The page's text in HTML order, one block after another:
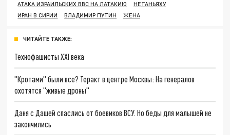
АТАКА ИЗРАИЛЬСКИХ ВВС НА ЛАТАКИЮ
НЕТАНЬЯХУ
ИРАН В СИРИИ
ВЛАДИМИР ПУТИН ЖЕНА
ЧИТАЙТЕ ТАКЖЕ:
Технофашисты XXI века
"Кротами" были все? Теракт в центре Москвы: На генералов
охотятся "живые дроны"
Даня с Дашей спаслись от боевиков ВСУ. Но беды для малышей не
закончились